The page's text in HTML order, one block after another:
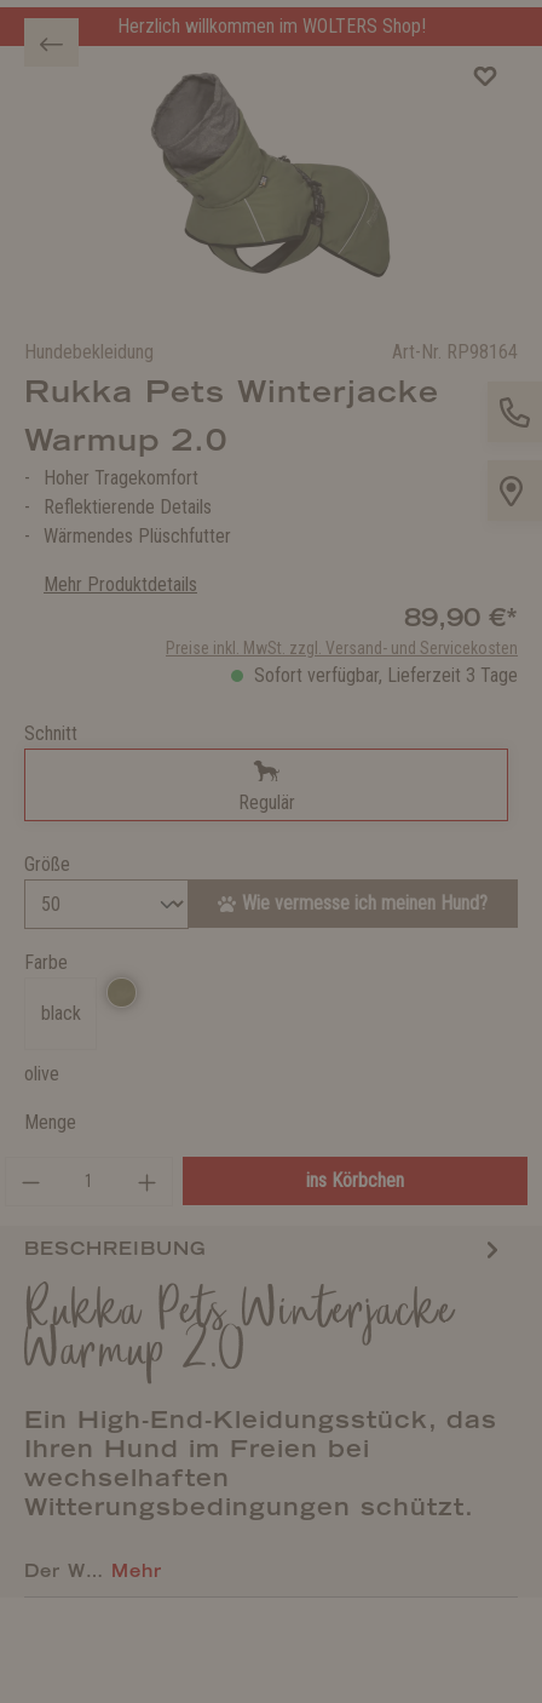
Herzlich willkommen im WOLTERS Shop!
Hundebekleidung Art-Nr. RP98164
Rukka Pets Winterjacke
Warmup 2.0
Hoher Tragekomfort
Reflektierende Details
Wärmendes Plüschfutter
Mehr Produktdetails
89,90 €*
Preise inkl. MwSt. zzgl. Versand- und Servicekosten
Sofort verfügbar, Lieferzeit 3 Tage
Schnitt
Regulär
Größe
Wie vermesse ich meinen Hund?
Farbe
black
olive
Menge
ins Körbchen
BESCHREIBUNG
Rukka Pets Winterjacke
Warmup 2.0
Ein High-End-Kleidungsstück, das
Ihren Hund im Freien bei
wechselhaften
Witterungsbedingungen schützt.
Der W… Mehr